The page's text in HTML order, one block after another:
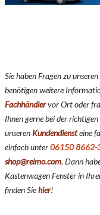
Sie haben Fragen zu
benötigen weitere
Fachhändlervor Ort oder
Ihnen gerne bei der
unseren Kundendiensteine
einfach unter06150 8662-
shop@reimo.com. Dann
Kastenwagen Fenster in
finden Siehier!